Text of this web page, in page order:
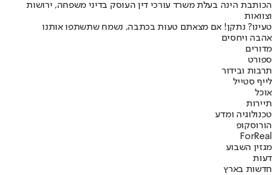
הכותבת הינה בעלת משרד עורכי דין העוסק בדיני משפחה, ירושות
וצוואות
טעינו? נתקן! אם מצאתם טעות בכתבה, נשמח שתשתפו אותנו
אהבה ויחסים
מדורים
ספורט
תרבות ובידור
לייף סטייל
אוכל
תיירות
טכנולוגיה ומדע
הורוסקופ
ForReal
מגזין השבוע
דעות
חדשות בארץ